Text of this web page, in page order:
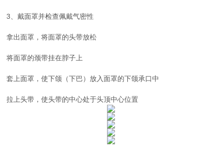
3、戴面罩并检查佩戴气密性
拿出面罩，将面罩的头带放松
将面罩的颈带挂在脖子上
套上面罩，使下颌（下巴）放入面罩的下颌承口中
拉上头带，使头带的中心处于头顶中心位置